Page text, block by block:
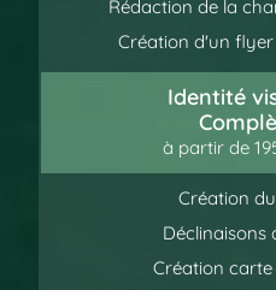
Rédaction de la
Création d'un
Identité
à partir de
Création
Déclinaisons
Création carte